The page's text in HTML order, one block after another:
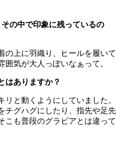
の中で印象に残っているの
上に羽織り、ヒールを履いて
気が大人っぽいなぁって。
ありますか？
と動くようにしていました。
チグハグにしたり、指先や足先
こも普段のグラビアとは違って